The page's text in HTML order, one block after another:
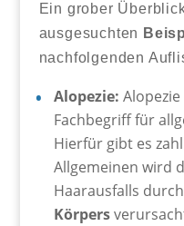
Ein grober
ausgesuchten
nachfolgenden
Alopezie:
Fachbegriff für
Hierfür gibt es
Allgemeinen wird
Haarausfalls durch
Körpers